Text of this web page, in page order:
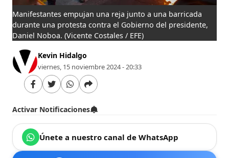
Manifestantes empujan una reja junto a una barricada
durante una protesta contra el Gobierno del presidente,
Daniel Noboa. (Vicente Costales / EFE)
Kevin Hidalgo
viernes, 15 noviembre 2024 - 20:33
Activar Notificaciones
Únete a nuestro canal de WhatsApp